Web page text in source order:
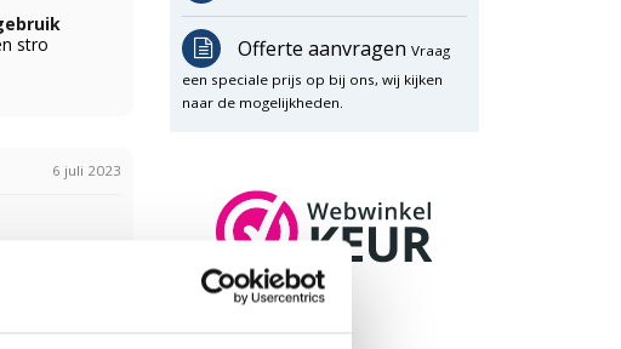
stro
6 juli 2023
Offerte aanvragen Vraag
een speciale prijs op bij ons, wij kijken
naar de mogelijkheden.